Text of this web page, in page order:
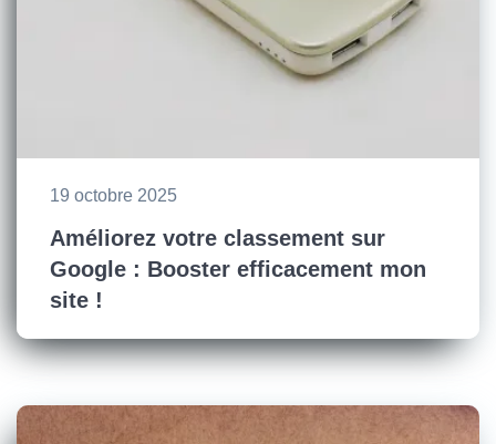
19 octobre 2025
Améliorez votre classement sur
Google : Booster efficacement mon
site !